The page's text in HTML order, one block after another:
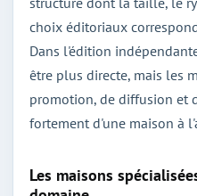
choix éditoriaux
Dans l'édition
être plus directe, mais les
promotion, de diffusion et
fortement d'une maison à
Les maisons